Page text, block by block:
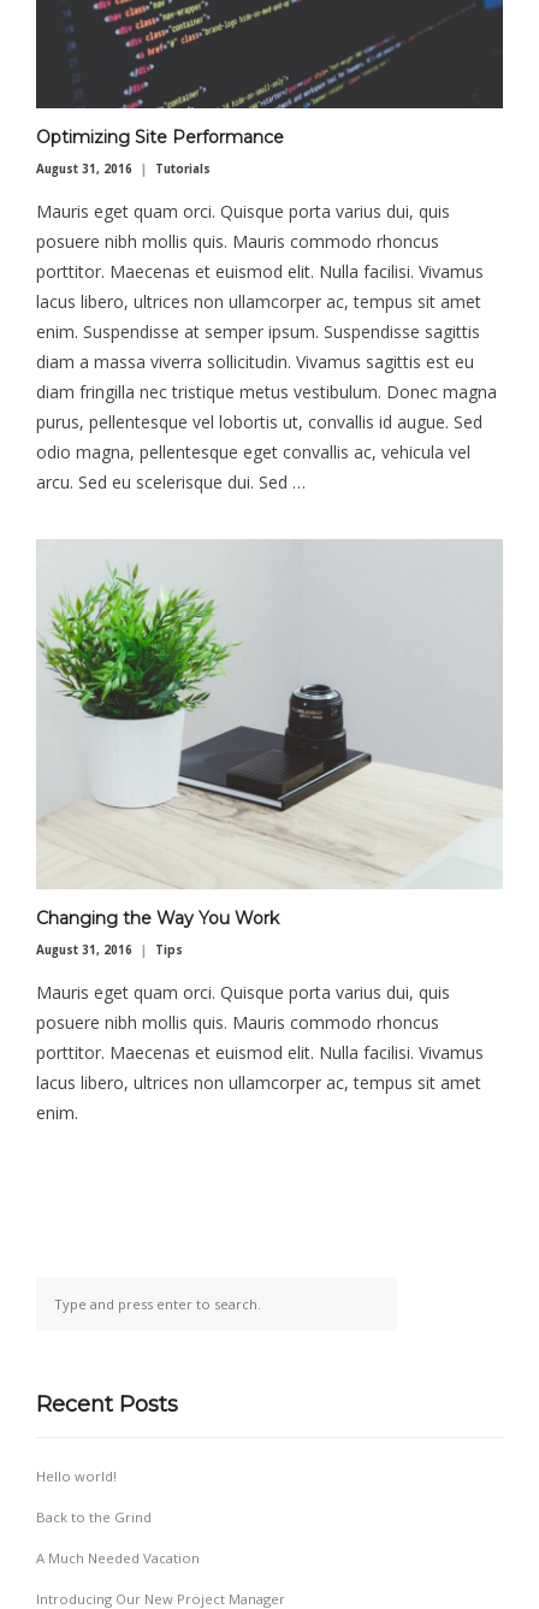
Optimizing Site Performance
August 31, 2016 Tutorials
Mauris eget quam orci. Quisque porta varius dui, quis
posuere nibh mollis quis. Mauris commodo rhoncus
porttitor. Maecenas et euismod elit. Nulla facilisi. Vivamus
lacus libero, ultrices non ullamcorper ac, tempus sit amet
enim. Suspendisse at semper ipsum. Suspendisse sagittis
diam a massa viverra sollicitudin. Vivamus sagittis est eu
diam fringilla nec tristique metus vestibulum. Donec magna
purus, pellentesque vel lobortis ut, convallis id augue. Sed
odio magna, pellentesque eget convallis ac, vehicula vel
arcu. Sed eu scelerisque dui. Sed …
Changing the Way You Work
August 31, 2016 Tips
Mauris eget quam orci. Quisque porta varius dui, quis
posuere nibh mollis quis. Mauris commodo rhoncus
porttitor. Maecenas et euismod elit. Nulla facilisi. Vivamus
lacus libero, ultrices non ullamcorper ac, tempus sit amet
enim.
Recent Posts
Hello world!
Back to the Grind
A Much Needed Vacation
Introducing Our New Project Manager